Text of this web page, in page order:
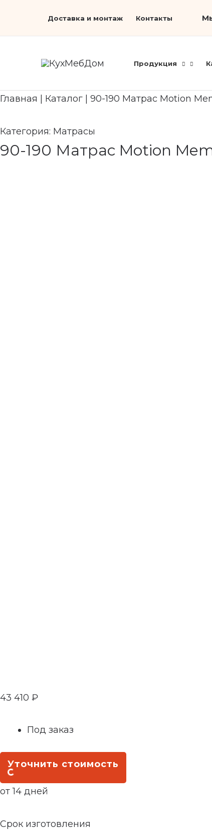
Доставка и монтаж Контакты
Продукция
Главная Каталог 90-190 Матрас Motion
Категория: Матрасы
90-190 Матрас Motion
43 410 ₽
Под заказ
Уточнить стоимость
от 14 дней
Срок изготовления